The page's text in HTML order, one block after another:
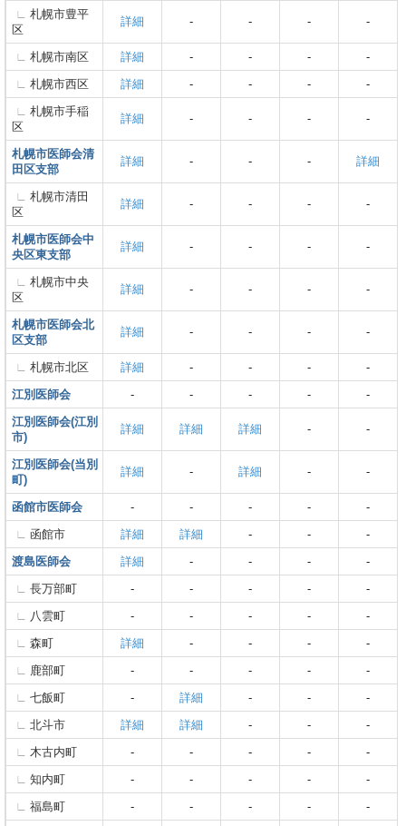
札幌市豊平
区
詳細 - - - -
札幌市南区 詳細 - - -
-
札幌市西区
詳細 - - -
-
札幌市手稲
区
詳細 - - - -
札幌市医師会清
田区支部
詳細 - - - 詳細
札幌市清田
区
詳細 - - - -
札幌市医師会中
央区東支部
詳細 - - - -
札幌市中央
区
詳細 - - - -
札幌市医師会北
区支部
詳細 - - - -
札幌市北区 詳細 - - -
-
江別医師会
- - - -
-
江別医師会(江別
市)
詳細 詳細 詳細 - -
江別医師会(当別
町)
詳細 - 詳細 - -
函館市医師会 - - - -
-
函館市
詳細 詳細 - -
-
渡島医師会
詳細 - - -
-
長万部町
- - - -
-
八雲町
- - - -
-
森町
詳細 - - -
-
鹿部町
- - - -
-
七飯町
- 詳細 - -
-
北斗市
詳細 詳細 - -
-
木古内町
- - - -
-
知内町
- - - -
-
福島町
- - - -
-